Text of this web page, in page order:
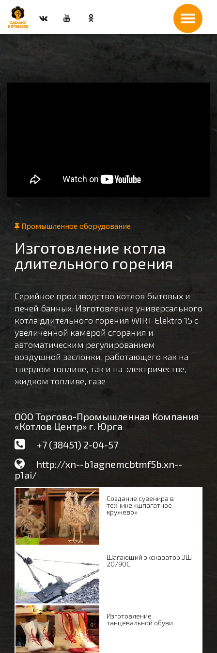
Промышленное оборудование
Изготовление котла
длительного горения
Серийное производство котлов бытовых и
печей банных. Изготовление универсального
котла длительного горения WIRT Elektro 15 с
увеличенной камерой сгорания и
автоматическим регулированием
воздушной заслонки, работающего как на
твердом топливе, так и на электричестве,
жидком топливе, газе
ООО Торгово-Промышленная Компания
«Котлов Центр» г. Юрга
+7 (38451) 2-04-57
http://xn--b1agnemcbtmf5b.xn--
p1ai/
Создание сувенира в
технике «шпагатное
кружево»
Шагающий экскаватор ЭШ
20/90С
Изготовление
танцевальной обуви